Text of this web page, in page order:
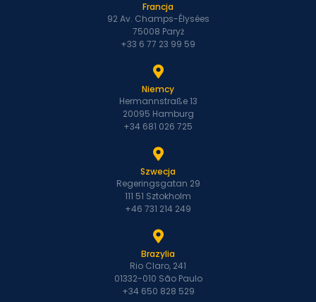
Francja
92 Av. Champs-Élysées
75008 Paryż
+33 6 77 23 99 59
Niemcy
Hermannstraße 13
20095 Hamburg
+34 681 026 725
Szwecja
Regeringsgatan 29
111 51 Sztokholm
+46 731 214 249
Brazylia
Rio Claro, 241
01332-010 São Paulo
+34 650 828 529